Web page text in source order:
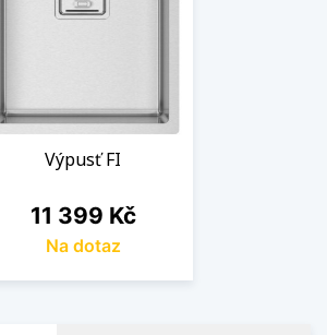
Výpusť FI
Cena
11 399 Kč
Na dotaz